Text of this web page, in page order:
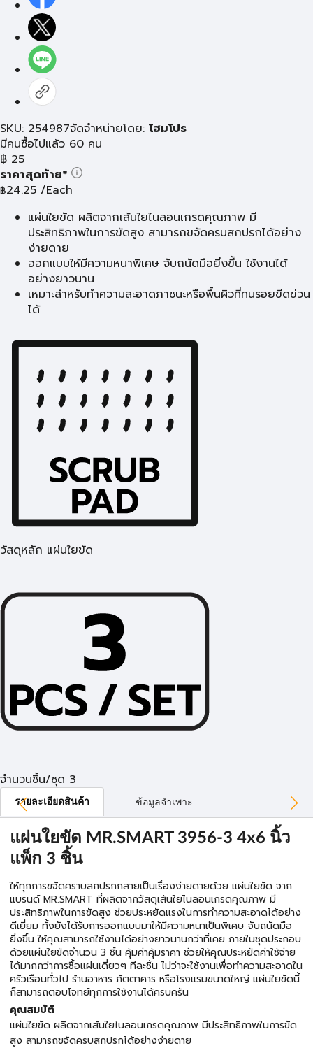
SKU: 254987จัดจำหน่ายโดย: โฮมโปร
มีคนซื้อไปแล้ว 60 คน
฿ 25
ราคาสุดท้าย*
฿24.25 /Each
แผ่นใยขัด ผลิตจากเส้นใยไนลอนเกรดคุณภาพ มี
ประสิทธิภาพในการขัดสูง สามารถขจัดครบสกปรกได้อย่าง
ง่ายดาย
ออกแบบให้มีความหนาพิเศษ จับถนัดมือยิ่งขึ้น ใช้งานได้
อย่างยาวนาน
เหมาะสำหรับทำความสะอาดภาชนะหรือพื้นผิวที่ทนรอยขีดข่วน
ได้
วัสดุหลัก แผ่นใยขัด
จำนวนชิ้น/ชุด 3
รายละเอียดสินค้า ข้อมูลจำเพาะ
แผ่นใยขัด MR.SMART 3956-3 4x6 นิ้ว
แพ็ก 3 ชิ้น
ให้ทุกการขจัดคราบสกปรกกลายเป็นเรื่องง่ายดายด้วย แผ่นใยขัด จาก
แบรนด์ MR.SMART ที่ผลิตจากวัสดุเส้นใยไนลอนเกรดคุณภาพ มี
ประสิทธิภาพในการขัดสูง ช่วยประหยัดแรงในการทำความสะอาดได้อย่าง
ดีเยี่ยม ทั้งยังได้รับการออกแบบมาให้มีความหนาเป็นพิเศษ จับถนัดมือ
ยิ่งขึ้น ให้คุณสามารถใช้งานได้อย่างยาวนานกว่าที่เคย ภายในชุดประกอบ
ด้วยแผ่นใยขัดจำนวน 3 ชิ้น คุ้มค่าคุ้มราคา ช่วยให้คุณประหยัดค่าใช้จ่าย
ได้มากกว่าการซื้อแผ่นเดี่ยวๆ ทีละชิ้น ไม่ว่าจะใช้งานเพื่อทำความสะอาดใน
ครัวเรือนทั่วไป ร้านอาหาร ภัตตาคาร หรือโรงแรมขนาดใหญ่ แผ่นใยขัดนี้
ก็สามารถตอบโจทย์ทุกการใช้งานได้ครบครัน
คุณสมบัติ
แผ่นใยขัด ผลิตจากเส้นใยไนลอนเกรดคุณภาพ มีประสิทธิภาพในการขัด
สูง สามารถขจัดครบสกปรกได้อย่างง่ายดาย